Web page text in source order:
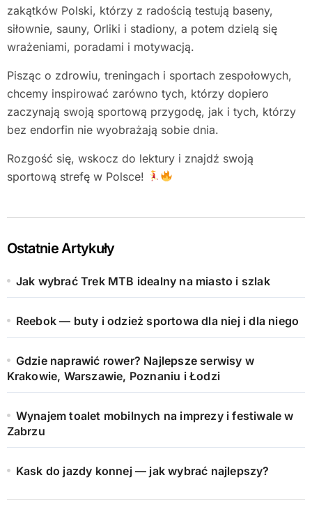
zakątków Polski, którzy z radością testują baseny,
siłownie, sauny, Orliki i stadiony, a potem dzielą się
wrażeniami, poradami i motywacją.
Pisząc o zdrowiu, treningach i sportach zespołowych,
chcemy inspirować zarówno tych, którzy dopiero
zaczynają swoją sportową przygodę, jak i tych, którzy
bez endorfin nie wyobrażają sobie dnia.
Rozgość się, wskocz do lektury i znajdź swoją
sportową strefę w Polsce!
Ostatnie Artykuły
Jak wybrać Trek MTB idealny na miasto i szlak
Reebok — buty i odzież sportowa dla niej i dla niego
Gdzie naprawić rower? Najlepsze serwisy w
Krakowie, Warszawie, Poznaniu i Łodzi
Wynajem toalet mobilnych na imprezy i festiwale w
Zabrzu
Kask do jazdy konnej — jak wybrać najlepszy?